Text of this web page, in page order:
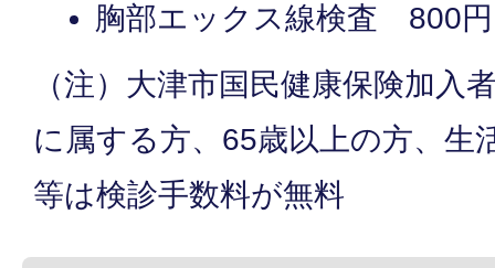
胸部エックス線検査 800円
（注）大津市国民健康保険加入
に属する方、65歳以上の方、生
等は検診手数料が無料